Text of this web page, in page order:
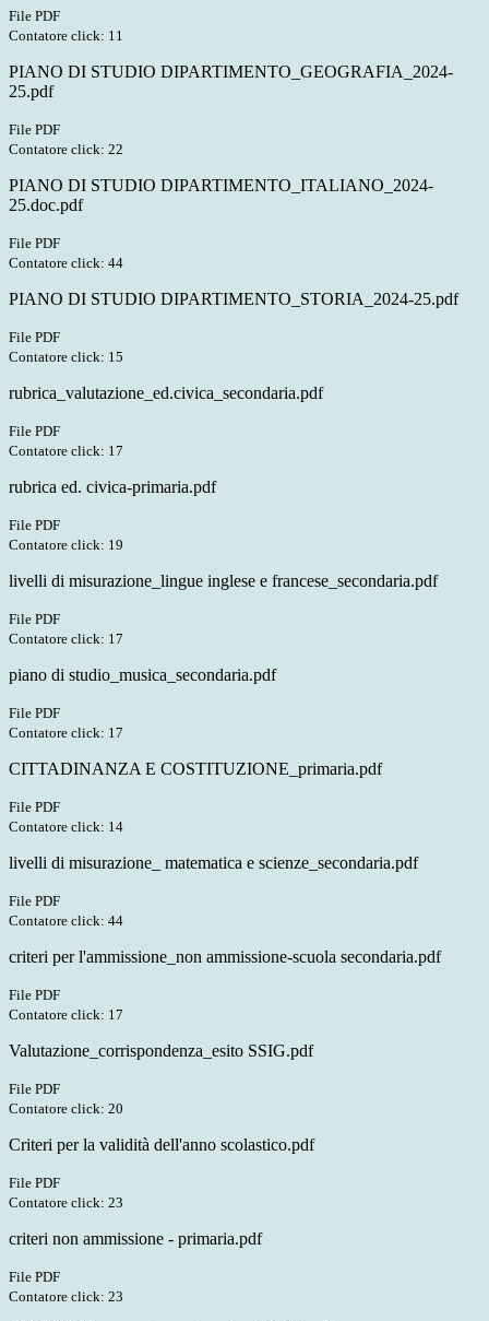
File PDF
Contatore click: 11
PIANO DI STUDIO DIPARTIMENTO_GEOGRAFIA_2024-
25.pdf
File PDF
Contatore click: 22
PIANO DI STUDIO DIPARTIMENTO_ITALIANO_2024-
25.doc.pdf
File PDF
Contatore click: 44
PIANO DI STUDIO DIPARTIMENTO_STORIA_2024-25.pdf
File PDF
Contatore click: 15
rubrica_valutazione_ed.civica_secondaria.pdf
File PDF
Contatore click: 17
rubrica ed. civica-primaria.pdf
File PDF
Contatore click: 19
livelli di misurazione_lingue inglese e francese_secondaria.pdf
File PDF
Contatore click: 17
piano di studio_musica_secondaria.pdf
File PDF
Contatore click: 17
CITTADINANZA E COSTITUZIONE_primaria.pdf
File PDF
Contatore click: 14
livelli di misurazione_ matematica e scienze_secondaria.pdf
File PDF
Contatore click: 44
criteri per l'ammissione_non ammissione-scuola secondaria.pdf
File PDF
Contatore click: 17
Valutazione_corrispondenza_esito SSIG.pdf
File PDF
Contatore click: 20
Criteri per la validità dell'anno scolastico.pdf
File PDF
Contatore click: 23
criteri non ammissione - primaria.pdf
File PDF
Contatore click: 23